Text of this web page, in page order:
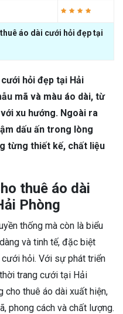
áo dài cưới hỏi đẹp tại
hỏi đẹp tại Hải
mã và màu áo dài, từ
xu hướng. Ngoài ra
dấu ấn trong lòng
từng thiết kế, chất liệu
thuê áo dài
Phòng
thống mà còn là biểu
và tinh tế, đặc biệt
hỏi. Với sự phát triển
trang cưới tại Hải
cho thuê áo dài xuất hiện,
phong cách và chất lượng.